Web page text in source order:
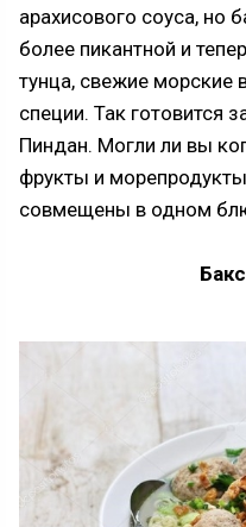
арахисового соуса, но
более пикантной и
тунца, свежие морские
специи. Так готовится
Пиндан. Могли ли вы
фрукты и
совмещены в одном